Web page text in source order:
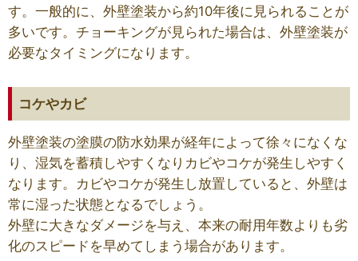
す。一般的に、外壁塗装から約10年後に見られることが
多いです。チョーキングが見られた場合は、外壁塗装が
必要なタイミングになります。
コケやカビ
外壁塗装の塗膜の防水効果が経年によって徐々になくな
り、湿気を蓄積しやすくなりカビやコケが発生しやすく
なります。カビやコケが発生し放置していると、外壁は
常に湿った状態となるでしょう。
外壁に大きなダメージを与え、本来の耐用年数よりも劣
化のスピードを早めてしまう場合があります。